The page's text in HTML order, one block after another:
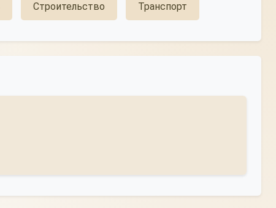
Строительство Транспорт